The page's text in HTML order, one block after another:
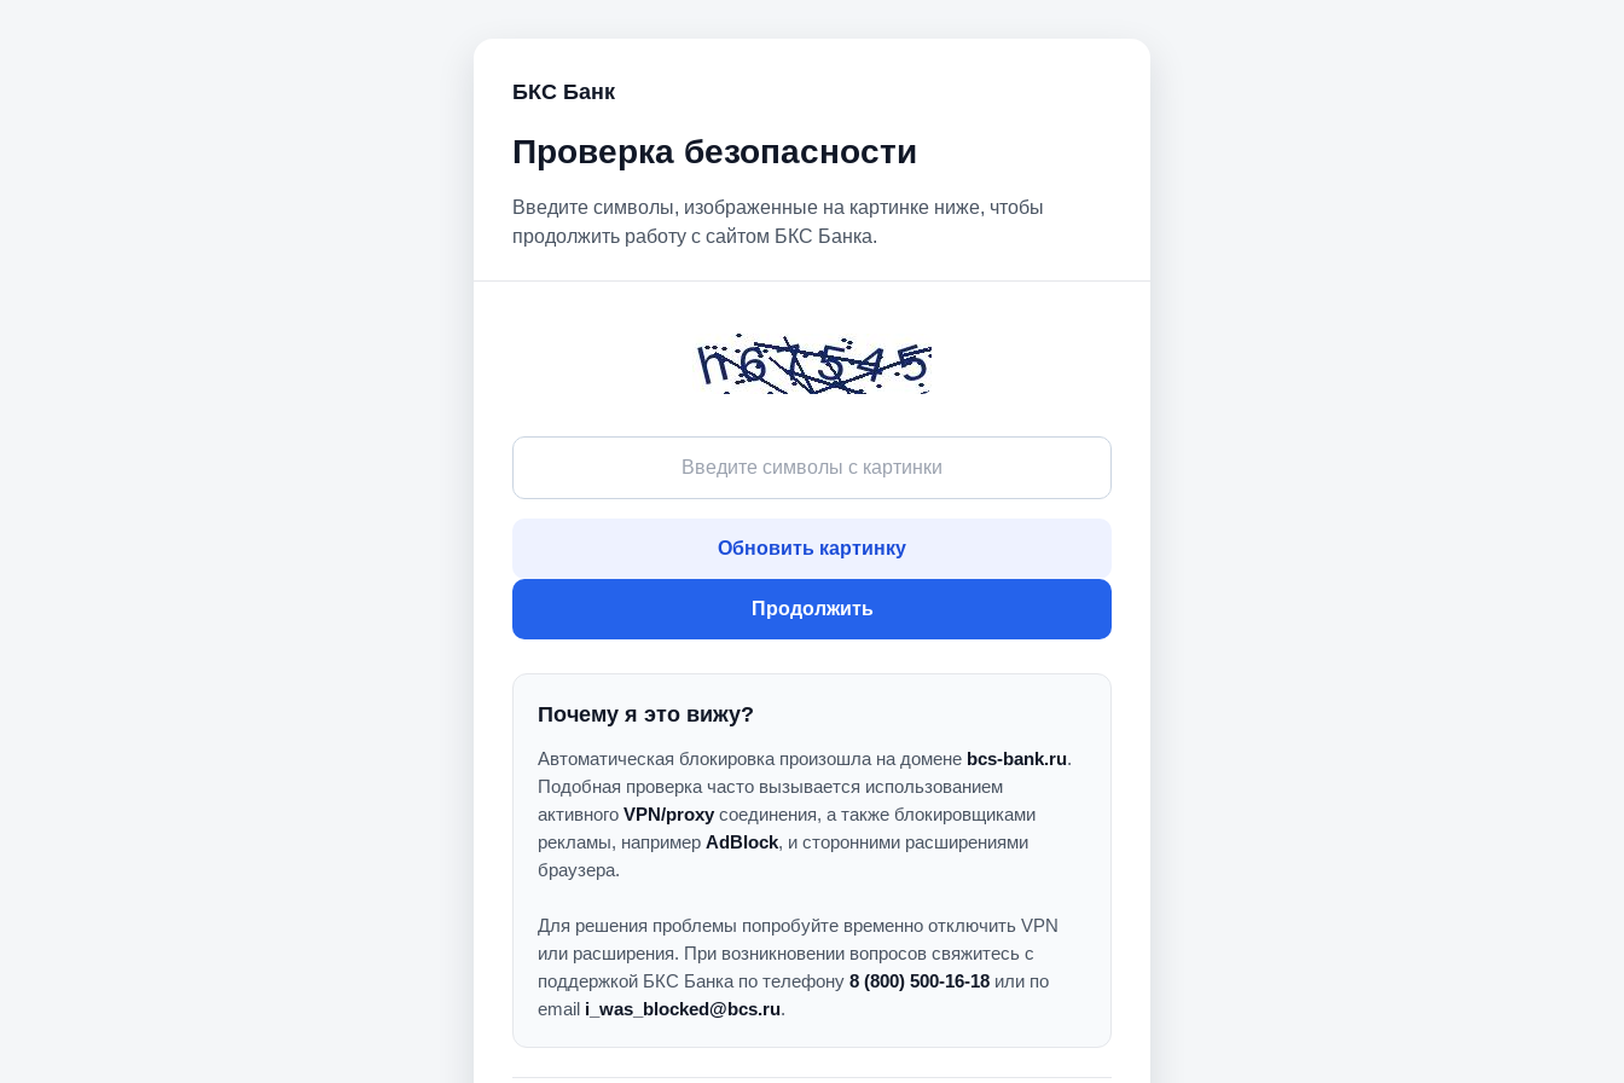
БКС Банк
Проверка безопасности
Введите символы, изображенные на картинке ниже, чтобы
продолжить работу с сайтом БКС Банка.
Обновить картинку
Продолжить
Почему я это вижу?
Автоматическая блокировка произошла на домене bcs-bank.ru.
Подобная проверка часто вызывается использованием
активного VPN/proxy соединения, а также блокировщиками
рекламы, например AdBlock, и сторонними расширениями
браузера.
Для решения проблемы попробуйте временно отключить VPN
или расширения. При возникновении вопросов свяжитесь с
поддержкой БКС Банка по телефону 8 (800) 500-16-18 или по
email i_was_blocked@bcs.ru.